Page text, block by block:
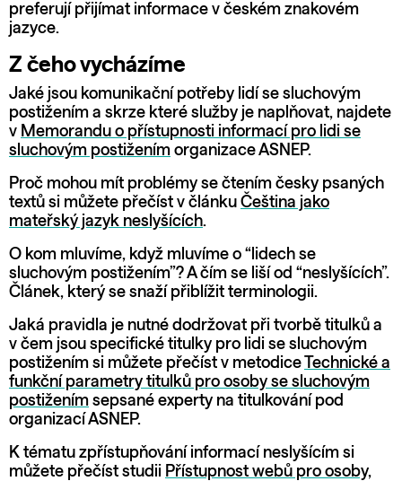
preferují přijímat informace v českém znakovém
jazyce.
Z čeho vycházíme
Jaké jsou komunikační potřeby lidí se sluchovým
postižením a skrze které služby je naplňovat, najdete
v Memorandu o přístupnosti informací pro lidi se
sluchovým postižením organizace ASNEP.
Proč mohou mít problémy se čtením česky psaných
textů si můžete přečíst v článku Čeština jako
mateřský jazyk neslyšících.
O kom mluvíme, když mluvíme o “lidech se
sluchovým postižením”? A čím se liší od “neslyšících”.
Článek, který se snaží přiblížit terminologii.
Jaká pravidla je nutné dodržovat při tvorbě titulků a
v čem jsou specifické titulky pro lidi se sluchovým
postižením si můžete přečíst v metodice
Technické a
funkční parametry titulků pro osoby se sluchovým
postižením sepsané experty na titulkování pod
organizací ASNEP.
K tématu zpřístupňování informací neslyšícím si
můžete přečíst studii Přístupnost webů pro osoby,